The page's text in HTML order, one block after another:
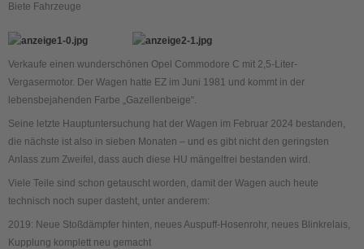
Biete Fahrzeuge
Verkaufe einen wunderschönen Opel Commodore C mit 2,5-Liter-
Vergasermotor. Der Wagen hatte EZ im Juni 1981 und kommt in der
lebensbejahenden Farbe „Gazellenbeige“.
Seine letzte Hauptuntersuchung hat der Wagen im Februar 2024 bestanden,
die nächste ist also in sieben Monaten – und es gibt nicht den geringsten
Anlass zum Zweifel, dass auch diese HU mängelfrei bestanden wird.
Viele Teile sind schon getauscht worden, damit der Wagen auch heute
technisch noch super dasteht, unter anderem:
2019: Neue Stoßdämpfer hinten, neues Auspuff-Hosenrohr, neues Blinkrelais,
Kupplung komplett neu gemacht